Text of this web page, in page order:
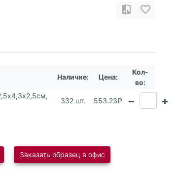
Наличие: Цена:
Кол-
во:
332 шт. 553.23₽
Заказать образец в офис